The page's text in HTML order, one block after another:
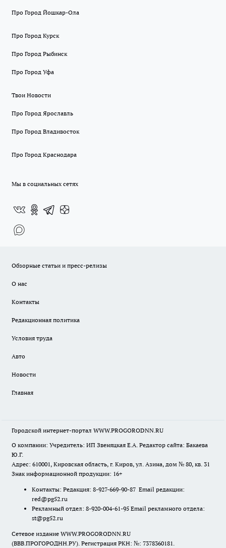
Про Город Йошкар-Ола
Про Город Курск
Про Город Рыбинск
Про Город Уфа
Твои Новости
Про Город Ярославль
Про Город Владивосток
Про Город Краснодара
Мы в социальных сетях
Обзорные статьи и пресс-релизы
О нас
Контакты
Редакционная политика
Условия труда
Авто
Новости
Главная
Городской интернет-портал WWW.PROGORODNN.RU
О компании: Учредитель: ИП Звеняцкая Е.А. Редактор сайта: Бакаева
Ю.Г.
Адрес: 610001, Кировская область, г. Киров, ул. Азина, дом № 80, кв. 31
Знак информационной продукции: 16+
Контакты: Редакция: 8-927-669-90-87 Email редакции:
red@pg52.ru
Рекламный отдел: 8-920-004-61-95 Email рекламного отдела:
st@pg52.ru
Сетевое издание WWW.PROGORODNN.RU
(ВВВ.ПРОГОРОДНН.РУ). Регистрация РКН: №: 7378360181.